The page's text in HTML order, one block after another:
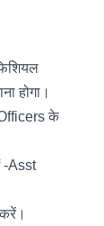
होगा।
के
-Asst